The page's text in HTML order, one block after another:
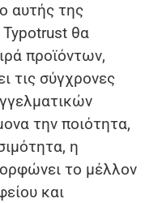
αυτής της
Typotrust θα
προϊόντων,
τις σύγχρονες
την ποιότητα,
η
το μέλλον
και